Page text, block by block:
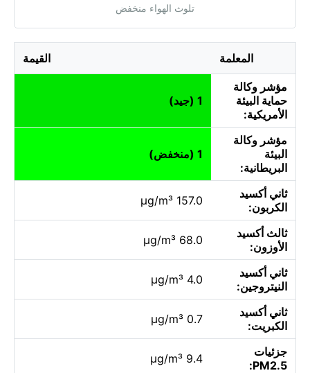
تلوث الهواء منخفض
المعلمة القيمة
مؤشر وكالة
حماية البيئة
الأمريكية:
1 (جيد)
مؤشر وكالة
البيئة
البريطانية:
1 (منخفض)
ثاني أكسيد
الكربون:
157.0 µg/m³
ثالث أكسيد
الأوزون:
68.0 µg/m³
ثاني أكسيد
النيتروجين:
4.0 µg/m³
ثاني أكسيد
الكبريت:
0.7 µg/m³
جزئيات
PM2.5:
9.4 µg/m³